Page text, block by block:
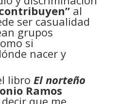
al
ser casualidad
grupos
si
nacer y
libro El norteño
Ramos
decir que me